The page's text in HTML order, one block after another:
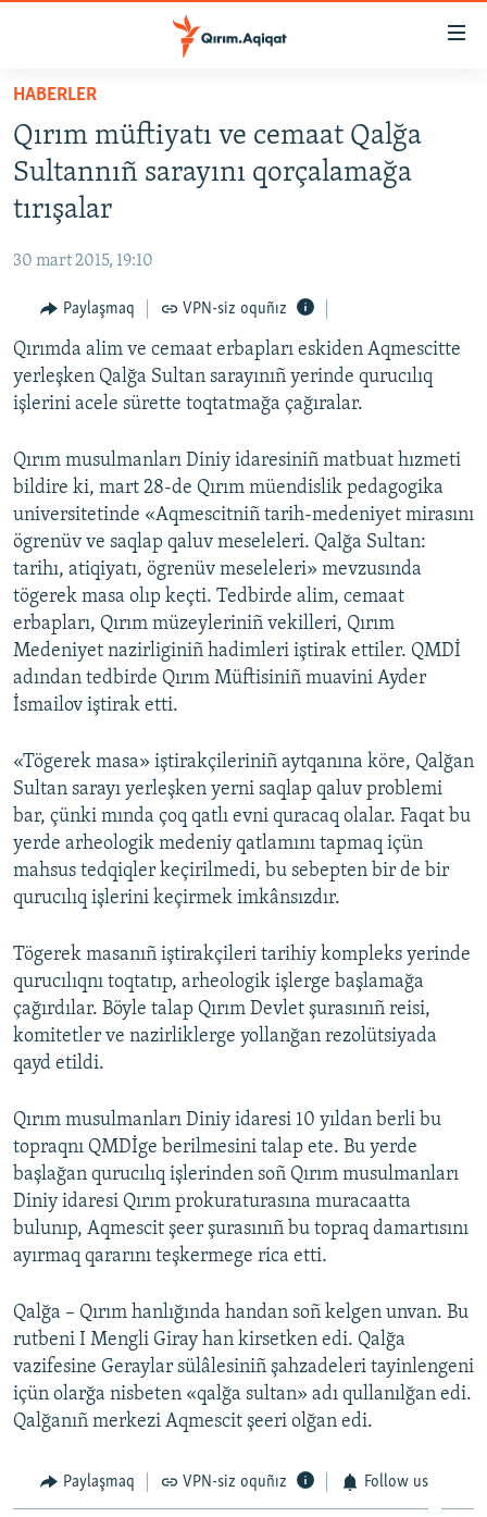
Esas
qaytmaq
Baş
navigatsiyağa
qaytmaq
Qıdıruvğa
SİYASET
İQTİSADİYAT
MEDENİYET
İNSAN AQLARI
VİDEO
SÜRET
FİKİR
Русский
Українською
QOŞULIÑIZ!
HABERLER
Qırım müftiyatı ve cemaat Qalğa
Sultannıñ sarayını qorçalamağa
tırışalar
30 mart 2015, 19:10
Paylaşmaq VPN-siz oquñız
Qırımda alim ve cemaat erbapları eskiden Aqmescitte
yerleşken Qalğa Sultan sarayınıñ yerinde qurucılıq
işlerini acele sürette toqtatmağa çağıralar.
Qırım musulmanları Diniy idaresiniñ matbuat hızmeti
bildire ki, mart 28-de Qırım müendislik pedagogika
universitetinde «Aqmescitniñ tarih-medeniyet mirasını
ögrenüv ve saqlap qaluv meseleleri. Qalğa Sultan:
tarihı, atiqiyatı, ögrenüv meseleleri» mevzusında
tögerek masa olıp keçti. Tedbirde alim, cemaat
erbapları, Qırım müzeyleriniñ vekilleri, Qırım
Medeniyet nazirliginiñ hadimleri iştirak ettiler. QMDİ
adından tedbirde Qırım Müftisiniñ muavini Ayder
İsmailov iştirak etti.
«Tögerek masa» iştirakçileriniñ aytqanına köre, Qalğan
Sultan sarayı yerleşken yerni saqlap qaluv problemi
bar, çünki mında çoq qatlı evni quracaq olalar. Faqat bu
yerde arheologik medeniy qatlamını tapmaq içün
mahsus tedqiqler keçirilmedi, bu sebepten bir de bir
qurucılıq işlerini keçirmek imkânsızdır.
Tögerek masanıñ iştirakçileri tarihiy kompleks yerinde
qurucılıqnı toqtatıp, arheologik işlerge başlamağa
çağırdılar. Böyle talap Qırım Devlet şurasınıñ reisi,
komitetler ve nazirliklerge yollanğan rezolütsiyada
qayd etildi.
Qırım musulmanları Diniy idaresi 10 yıldan berli bu
topraqnı QMDİge berilmesini talap ete. Bu yerde
başlağan qurucılıq işlerinden soñ Qırım musulmanları
Diniy idaresi Qırım prokuraturasına muracaatta
bulunıp, Aqmescit şeer şurasınıñ bu topraq damartısını
ayırmaq qararını teşkermege rica etti.
Qalğa – Qırım hanlığında handan soñ kelgen unvan. Bu
rutbeni I Mengli Giray han kirsetken edi. Qalğa
vazifesine Geraylar sülâlesiniñ şahzadeleri tayinlengeni
içün olarğa nisbeten «qalğa sultan» adı qullanılğan edi.
Qalğanıñ merkezi Aqmescit şeeri olğan edi.
Paylaşmaq VPN-siz oquñız Follow us